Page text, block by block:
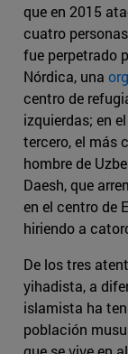
que en 2015
cuatro
fue perpetrado
Nórdica, una
centro de
izquierdas; en
tercero, el más
hombre de
Daesh, que
en el centro de
hiriendo a
De los tres
yihadista, a
islamista ha
población